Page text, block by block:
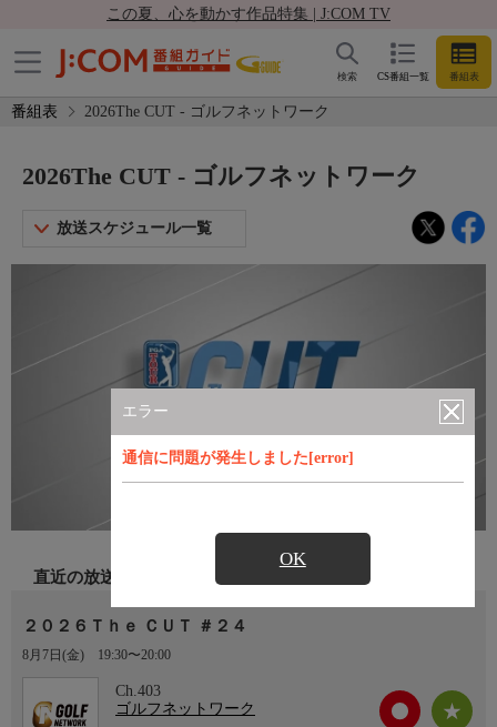
この夏、心を動かす作品特集 | J:COM TV
CS番組一覧 番組表
検索
番組表 2026The CUT - ゴルフネットワーク
エラー
通信に問題が発生しました[error]
OK
2026The CUT - ゴルフネットワーク
放送スケジュール一覧
直近の放送
２０２６Ｔｈｅ ＣＵＴ ＃２４
8月7日(金) 19:30〜20:00
Ch.403
ゴルフネットワーク